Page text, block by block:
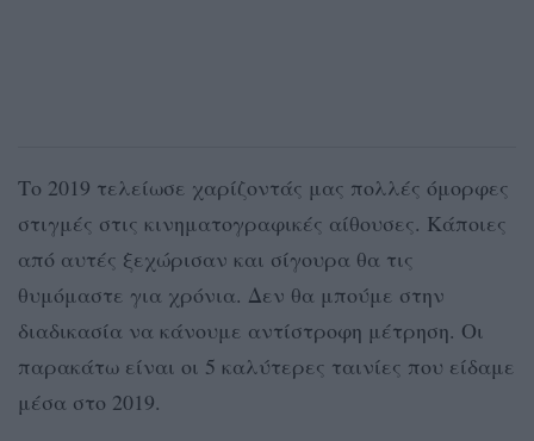
Το 2019 τελείωσε χαρίζοντάς μας πολλές όμορφες
στιγμές στις κινηματογραφικές αίθουσες. Κάποιες
από αυτές ξεχώρισαν και σίγουρα θα τις
θυμόμαστε για χρόνια. Δεν θα μπούμε στην
διαδικασία να κάνουμε αντίστροφη μέτρηση. Οι
παρακάτω είναι οι 5 καλύτερες ταινίες που είδαμε
μέσα στο 2019.